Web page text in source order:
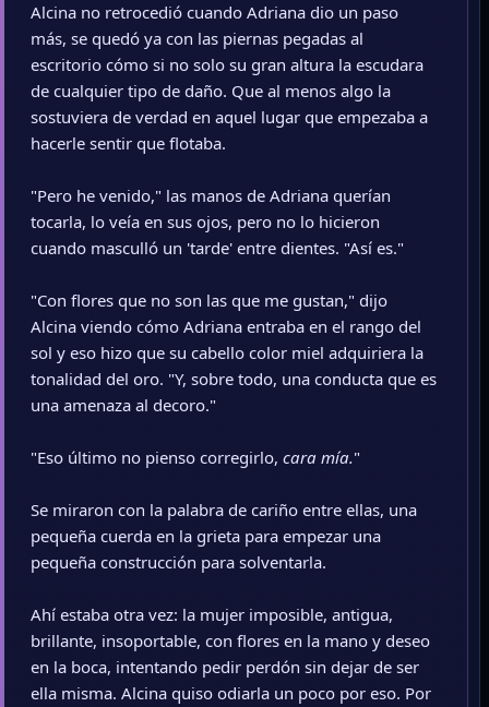
Alcina no retrocedió cuando Adriana dio un paso
más, se quedó ya con las piernas pegadas al
escritorio cómo si no solo su gran altura la escudara
de cualquier tipo de daño. Que al menos algo la
sostuviera de verdad en aquel lugar que empezaba a
hacerle sentir que flotaba.
"Pero he venido," las manos de Adriana querían
tocarla, lo veía en sus ojos, pero no lo hicieron
cuando masculló un 'tarde' entre dientes. "Así es."
"Con flores que no son las que me gustan," dijo
Alcina viendo cómo Adriana entraba en el rango del
sol y eso hizo que su cabello color miel adquiriera la
tonalidad del oro. "Y, sobre todo, una conducta que es
una amenaza al decoro."
"Eso último no pienso corregirlo, cara mía."
Se miraron con la palabra de cariño entre ellas, una
pequeña cuerda en la grieta para empezar una
pequeña construcción para solventarla.
Ahí estaba otra vez: la mujer imposible, antigua,
brillante, insoportable, con flores en la mano y deseo
en la boca, intentando pedir perdón sin dejar de ser
ella misma. Alcina quiso odiarla un poco por eso. Por